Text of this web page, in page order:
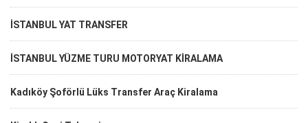
İSTANBUL YAT TRANSFER
İSTANBUL YÜZME TURU MOTORYAT KİRALAMA
Kadıköy Şoförlü Lüks Transfer Araç Kiralama